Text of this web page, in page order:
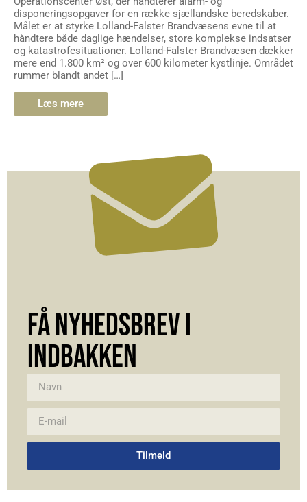
disponeringsopgaver for en række sjællandske beredskaber.
Målet er at styrke Lolland-Falster Brandvæsens evne til at
håndtere både daglige hændelser, store komplekse indsatser
og katastrofesituationer. Lolland-Falster Brandvæsen dækker
mere end 1.800 km² og over 600 kilometer kystlinje. Området
rummer blandt andet […]
Læs mere
FÅ NYHEDSBREV I
INDBAKKEN
Tilmeld